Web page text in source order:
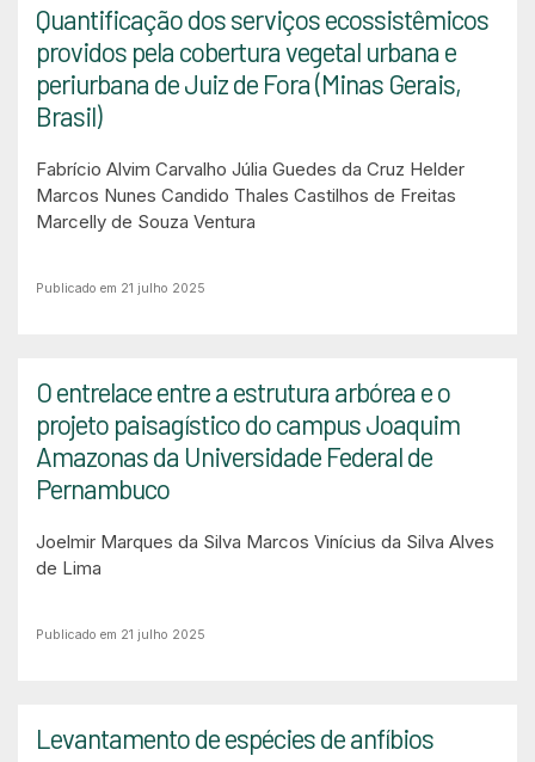
Quantificação dos serviços ecossistêmicos
providos pela cobertura vegetal urbana e
periurbana de Juiz de Fora (Minas Gerais,
Brasil)
Fabrício Alvim Carvalho Júlia Guedes da Cruz Helder
Marcos Nunes Candido Thales Castilhos de Freitas
Marcelly de Souza Ventura
Publicado em 21 julho 2025
O entrelace entre a estrutura arbórea e o
projeto paisagístico do campus Joaquim
Amazonas da Universidade Federal de
Pernambuco
Joelmir Marques da Silva Marcos Vinícius da Silva Alves
de Lima
Publicado em 21 julho 2025
Levantamento de espécies de anfíbios